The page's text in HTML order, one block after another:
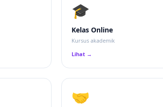
🎓
Kelas Online
Kursus akademik
Lihat →
🤝